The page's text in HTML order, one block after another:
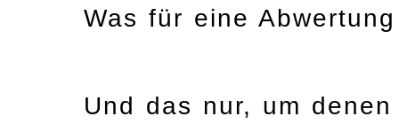
Was für eine
Und das nur, um